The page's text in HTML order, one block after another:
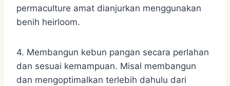
permaculture amat dianjurkan menggunakan
benih heirloom.
4. Membangun kebun pangan secara perlahan
dan sesuai kemampuan. Misal membangun
dan mengoptimalkan terlebih dahulu dari